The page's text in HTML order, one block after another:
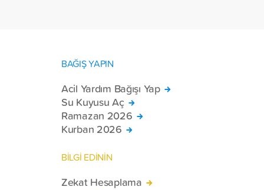
BAĞIŞ YAPIN
Acil Yardım Bağışı Yap
Su Kuyusu Aç
Ramazan 2026
Kurban 2026
BİLGİ EDİNİN
Zekat Hesaplama